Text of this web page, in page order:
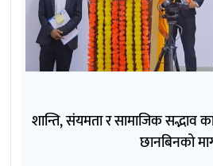
शान्ति, संयमता र सामाजिक सद्भाव
छानबिनको